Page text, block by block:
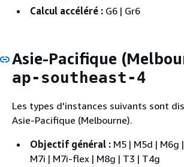
Calcul accéléré : G6 | Gr6
Asie-Pacifique
ap-southeast-4
Les types d'instances suivants sont
Asie-Pacifique (Melbourne).
Objectif général : M5 | M5d | M6g
M7i | M7i-flex | M8g | T3 | T4g